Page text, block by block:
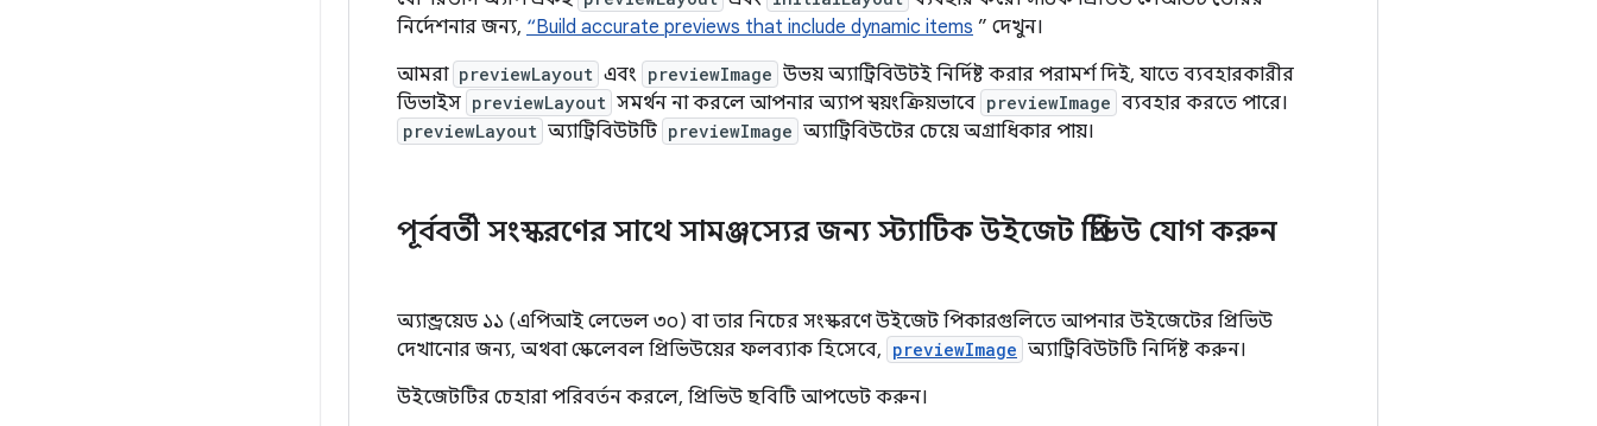
নির্দেশনার জন্য, “Build accurate previews that include dynamic items ” দেখুন।
আমরা previewLayout এবং previewImage উভয় অ্যাট্রিবিউটই নির্দিষ্ট করার পরামর্শ দিই, যাতে ব্যবহারকারীর
ডিভাইস previewLayout সমর্থন না করলে আপনার অ্যাপ স্বয়ংক্রিয়ভাবে previewImage ব্যবহার করতে পারে।
previewLayout অ্যাট্রিবিউটটি previewImage অ্যাট্রিবিউটের চেয়ে অগ্রাধিকার পায়।
পূর্ববর্তী সংস্করণের সাথে সামঞ্জস্যের জন্য স্ট্যাটিক উইজেট প্রিভিউ যোগ করুন
অ্যান্ড্রয়েড ১১ (এপিআই লেভেল ৩০) বা তার নিচের সংস্করণে উইজেট পিকারগুলিতে আপনার উইজেটের প্রিভিউ
দেখানোর জন্য, অথবা স্কেলেবল প্রিভিউয়ের ফলব্যাক হিসেবে, previewImage অ্যাট্রিবিউটটি নির্দিষ্ট করুন।
উইজেটটির চেহারা পরিবর্তন করলে, প্রিভিউ ছবিটি আপডেট করুন।